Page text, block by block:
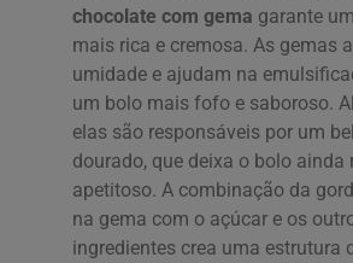
chocolate com gema garante
mais rica e cremosa. As gemas
umidade e ajudam na
um bolo mais fofo e saboroso.
elas são responsáveis por um
dourado, que deixa o bolo ainda
apetitoso. A combinação da
na gema com o açúcar e os
ingredientes crea uma estrutura